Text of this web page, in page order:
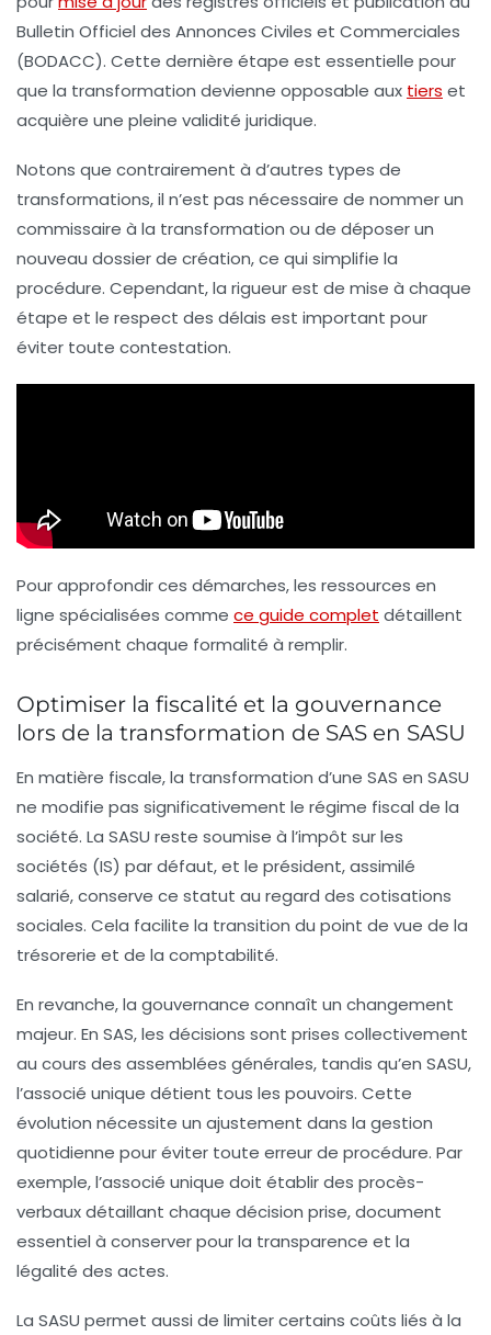
Bulletin Officiel des Annonces Civiles et Commerciales
(BODACC). Cette dernière étape est essentielle pour
que la transformation devienne opposable aux tiers et
acquière une pleine validité juridique.
Notons que contrairement à d’autres types de
transformations, il n’est pas nécessaire de nommer un
commissaire à la transformation ou de déposer un
nouveau dossier de création, ce qui simplifie la
procédure. Cependant, la rigueur est de mise à chaque
étape et le respect des délais est important pour
éviter toute contestation.
Pour approfondir ces démarches, les ressources en
ligne spécialisées comme ce guide complet détaillent
précisément chaque formalité à remplir.
Optimiser la fiscalité et la gouvernance
lors de la transformation de SAS en SASU
En matière fiscale, la transformation d’une SAS en SASU
ne modifie pas significativement le régime fiscal de la
société. La SASU reste soumise à l’impôt sur les
sociétés (IS) par défaut, et le président, assimilé
salarié, conserve ce statut au regard des cotisations
sociales. Cela facilite la transition du point de vue de la
trésorerie et de la comptabilité.
En revanche, la gouvernance connaît un changement
majeur. En SAS, les décisions sont prises collectivement
au cours des assemblées générales, tandis qu’en SASU,
l’associé unique détient tous les pouvoirs. Cette
évolution nécessite un ajustement dans la gestion
quotidienne pour éviter toute erreur de procédure. Par
exemple, l’associé unique doit établir des procès-
verbaux détaillant chaque décision prise, document
essentiel à conserver pour la transparence et la
légalité des actes.
La SASU permet aussi de limiter certains coûts liés à la